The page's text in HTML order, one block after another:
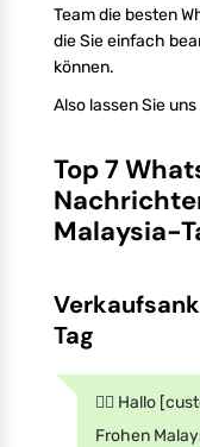
Team die besten
die Sie einfach
können.
Also lassen Sie
Top 7
Malaysia-
Tag
🙋‍♂️ Hallo
Frohen